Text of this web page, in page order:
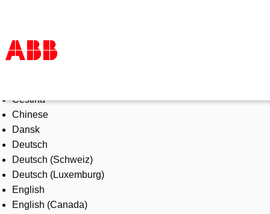
Products & Solutions
Industries
Services
About us
Where to buy
Contact us
Careers
Čeština
Chinese
Dansk
Deutsch
Deutsch (Schweiz)
Deutsch (Luxemburg)
English
English (Canada)